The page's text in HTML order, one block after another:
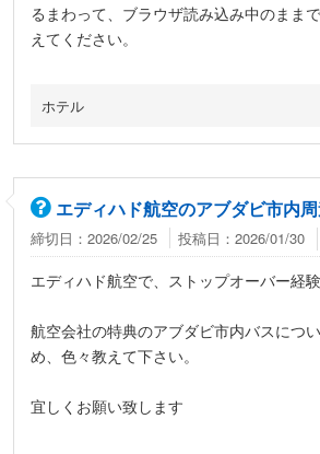
るまわって、ブラウザ読み込み中のまま
えてください。
ホテル
エディハド航空のアブダビ市内
締切日：2026/02/25 投稿日：2026/01/30
エディハド航空で、ストップオーバー経
航空会社の特典のアブダビ市内バスにつ
め、色々教えて下さい。
宜しくお願い致します